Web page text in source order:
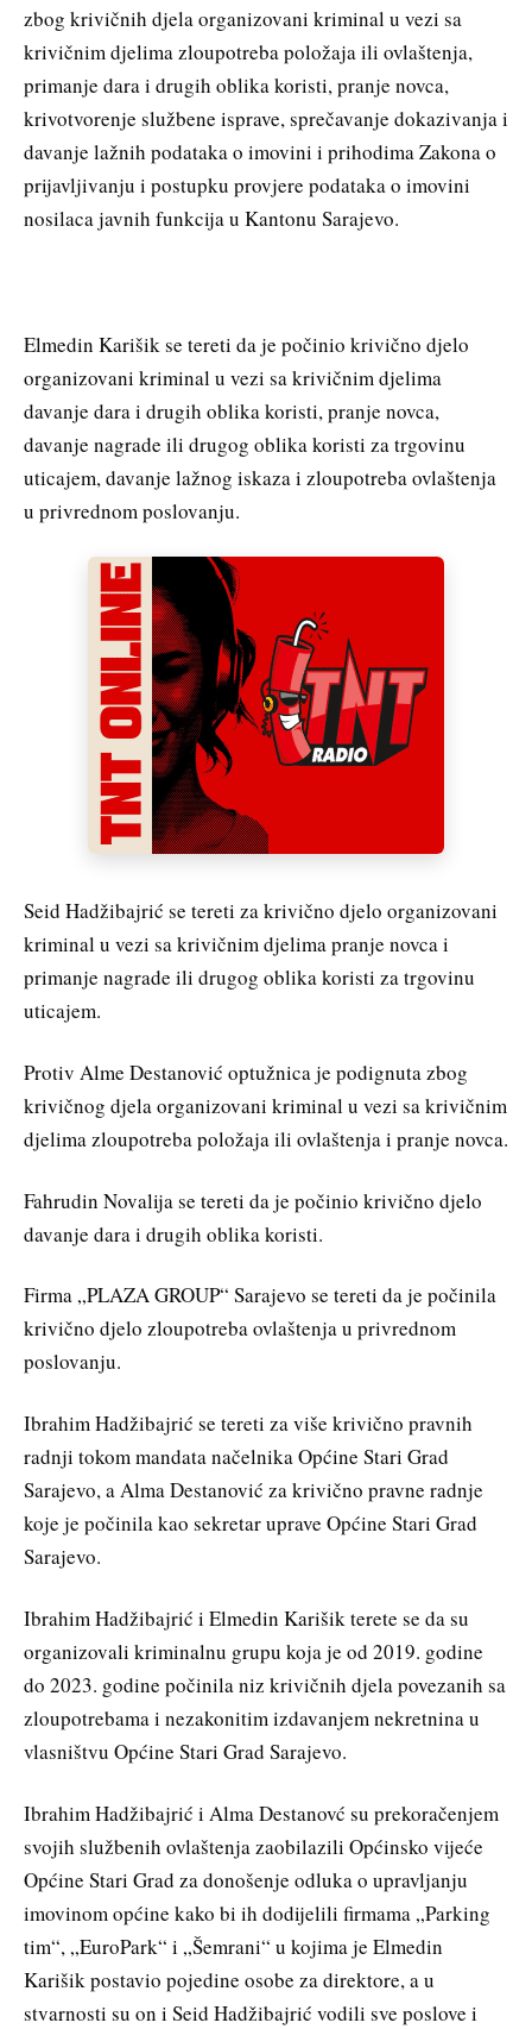
zbog krivičnih djela organizovani kriminal u vezi sa
krivičnim djelima zloupotreba položaja ili ovlaštenja,
primanje dara i drugih oblika koristi, pranje novca,
krivotvorenje službene isprave, sprečavanje dokazivanja i
davanje lažnih podataka o imovini i prihodima Zakona o
prijavljivanju i postupku provjere podataka o imovini
nosilaca javnih funkcija u Kantonu Sarajevo.
Elmedin Karišik se tereti da je počinio krivično djelo
organizovani kriminal u vezi sa krivičnim djelima
davanje dara i drugih oblika koristi, pranje novca,
davanje nagrade ili drugog oblika koristi za trgovinu
uticajem, davanje lažnog iskaza i zloupotreba ovlaštenja
u privrednom poslovanju.
Seid Hadžibajrić se tereti za krivično djelo organizovani
kriminal u vezi sa krivičnim djelima pranje novca i
primanje nagrade ili drugog oblika koristi za trgovinu
uticajem.
Protiv Alme Destanović optužnica je podignuta zbog
krivičnog djela organizovani kriminal u vezi sa krivičnim
djelima zloupotreba položaja ili ovlaštenja i pranje novca.
Fahrudin Novalija se tereti da je počinio krivično djelo
davanje dara i drugih oblika koristi.
Firma „PLAZA GROUP“ Sarajevo se tereti da je počinila
krivično djelo zloupotreba ovlaštenja u privrednom
poslovanju.
Ibrahim Hadžibajrić se tereti za više krivično pravnih
radnji tokom mandata načelnika Općine Stari Grad
Sarajevo, a Alma Destanović za krivično pravne radnje
koje je počinila kao sekretar uprave Općine Stari Grad
Sarajevo.
Ibrahim Hadžibajrić i Elmedin Karišik terete se da su
organizovali kriminalnu grupu koja je od 2019. godine
do 2023. godine počinila niz krivičnih djela povezanih sa
zloupotrebama i nezakonitim izdavanjem nekretnina u
vlasništvu Općine Stari Grad Sarajevo.
Ibrahim Hadžibajrić i Alma Destanovć su prekoračenjem
svojih službenih ovlaštenja zaobilazili Općinsko vijeće
Općine Stari Grad za donošenje odluka o upravljanju
imovinom općine kako bi ih dodijelili firmama „Parking
tim“, „EuroPark“ i „Šemrani“ u kojima je Elmedin
Karišik postavio pojedine osobe za direktore, a u
stvarnosti su on i Seid Hadžibajrić vodili sve poslove i